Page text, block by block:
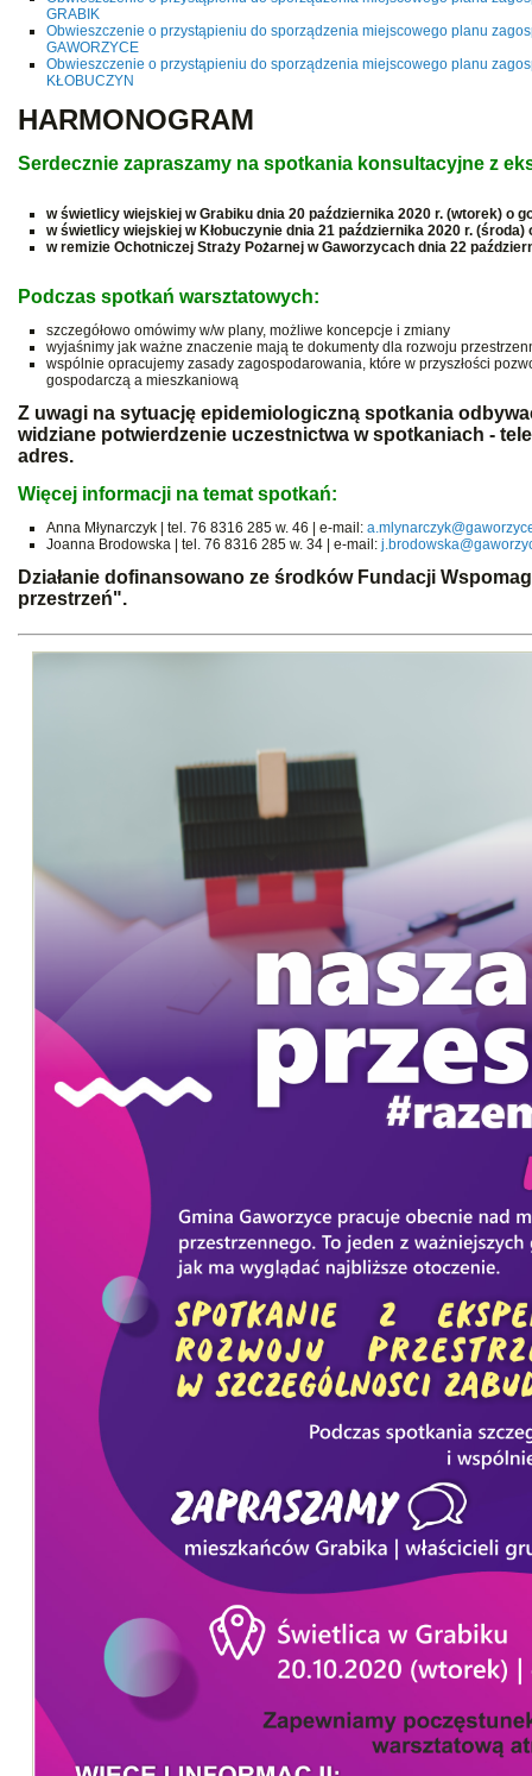
GRABIK
Obwieszczenie o przystąpieniu do sporządzenia miejscowego planu
GAWORZYCE
Obwieszczenie o przystąpieniu do sporządzenia miejscowego planu
KŁOBUCZYN
HARMONOGRAM
Serdecznie zapraszamy na spotkania konsultacyjne z
w świetlicy wiejskiej w Grabiku dnia 20 października 2020 r. (wtorek) o
w świetlicy wiejskiej w Kłobuczynie dnia 21 października 2020 r. (środa)
w remizie Ochotniczej Straży Pożarnej w Gaworzycach dnia 22
Podczas spotkań warsztatowych:
szczegółowo omówimy w/w plany, możliwe koncepcje i zmiany
wyjaśnimy jak ważne znaczenie mają te dokumenty dla rozwoju
wspólnie opracujemy zasady zagospodarowania, które w przyszłości
gospodarczą a mieszkaniową
Z uwagi na sytuację epidemiologiczną spotkania
widziane potwierdzenie uczestnictwa w spotkaniach -
adres.
Więcej informacji na temat spotkań:
Anna Młynarczyk | tel. 76 8316 285 w. 46 | e-mail:
Joanna Brodowska | tel. 76 8316 285 w. 34 | e-mail:
Działanie dofinansowano ze środków Fundacji
przestrzeń".